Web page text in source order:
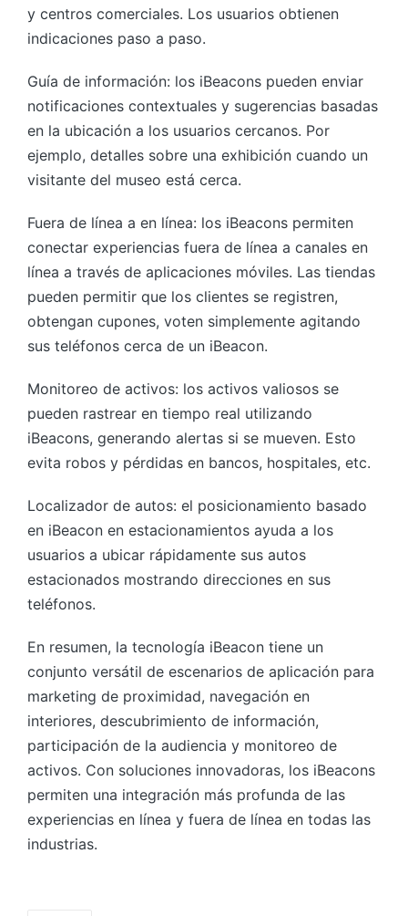
y centros comerciales. Los usuarios obtienen
indicaciones paso a paso.
Guía de información: los iBeacons pueden enviar
notificaciones contextuales y sugerencias basadas
en la ubicación a los usuarios cercanos. Por
ejemplo, detalles sobre una exhibición cuando un
visitante del museo está cerca.
Fuera de línea a en línea: los iBeacons permiten
conectar experiencias fuera de línea a canales en
línea a través de aplicaciones móviles. Las tiendas
pueden permitir que los clientes se registren,
obtengan cupones, voten simplemente agitando
sus teléfonos cerca de un iBeacon.
Monitoreo de activos: los activos valiosos se
pueden rastrear en tiempo real utilizando
iBeacons, generando alertas si se mueven. Esto
evita robos y pérdidas en bancos, hospitales, etc.
Localizador de autos: el posicionamiento basado
en iBeacon en estacionamientos ayuda a los
usuarios a ubicar rápidamente sus autos
estacionados mostrando direcciones en sus
teléfonos.
En resumen, la tecnología iBeacon tiene un
conjunto versátil de escenarios de aplicación para
marketing de proximidad, navegación en
interiores, descubrimiento de información,
participación de la audiencia y monitoreo de
activos. Con soluciones innovadoras, los iBeacons
permiten una integración más profunda de las
experiencias en línea y fuera de línea en todas las
industrias.